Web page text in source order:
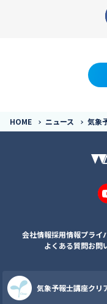
HOME ニュース 気象
会社情報採用情報プライ
よくある質問お問
気象予報士講座クリ